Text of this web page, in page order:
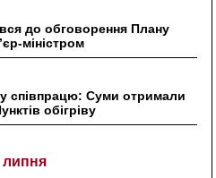
до обговорення Плану
міністром
співпрацю: Суми отримали
обігріву
липня